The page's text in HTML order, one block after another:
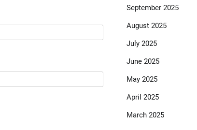
September 2025
August 2025
July 2025
June 2025
May 2025
April 2025
March 2025